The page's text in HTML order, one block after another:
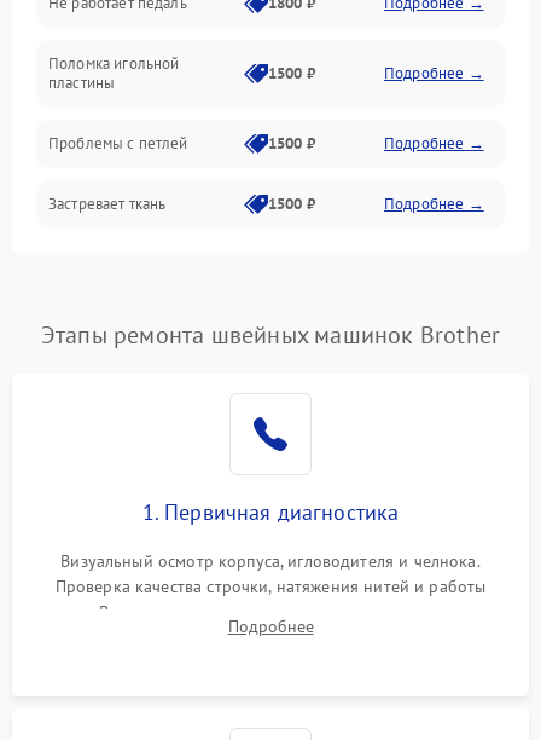
Поломка игольной
пластины
1500 ₽ Подробнее →
Проблемы с петлей 1500 ₽ Подробнее →
Застревает ткань 1500 ₽ Подробнее →
Не работают кнопки
управления
1300 ₽ Подробнее →
Этапы ремонта швейных машинок Brother
1. Первичная диагностика
Визуальный осмотр корпуса, игловодителя и челнока.
Проверка качества строчки, натяжения нитей и работы
педали. Выявление посторонних стуков, пропусков стежков,
обрывов нити или заклинивания механизмов на тестовом
Подробнее